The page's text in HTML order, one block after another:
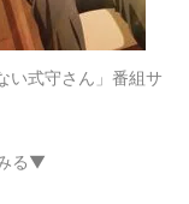
い式守さん」番組サ
る▼